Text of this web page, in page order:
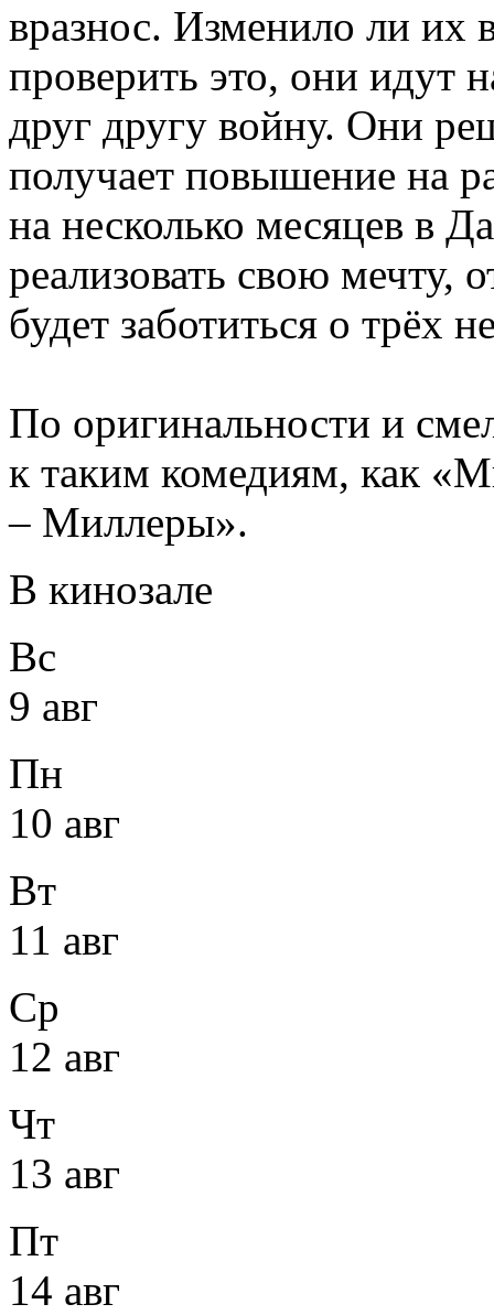
вразнос. Изменило ли их
проверить это, они идут
друг другу войну. Они
получает повышение на
на несколько месяцев в
реализовать свою мечту,
будет заботиться о трёх
По оригинальности и
к таким комедиям, как
– Миллеры».
В кинозале
Вс
9 авг
Пн
10 авг
Вт
11 авг
Ср
12 авг
Чт
13 авг
Пт
14 авг